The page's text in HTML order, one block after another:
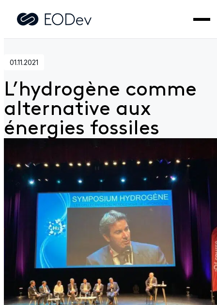
Accueil> Actualités> L’hydrogène comme alternative aux
01.11.2021
L’hydrogène comme
alternative aux
énergies fossiles